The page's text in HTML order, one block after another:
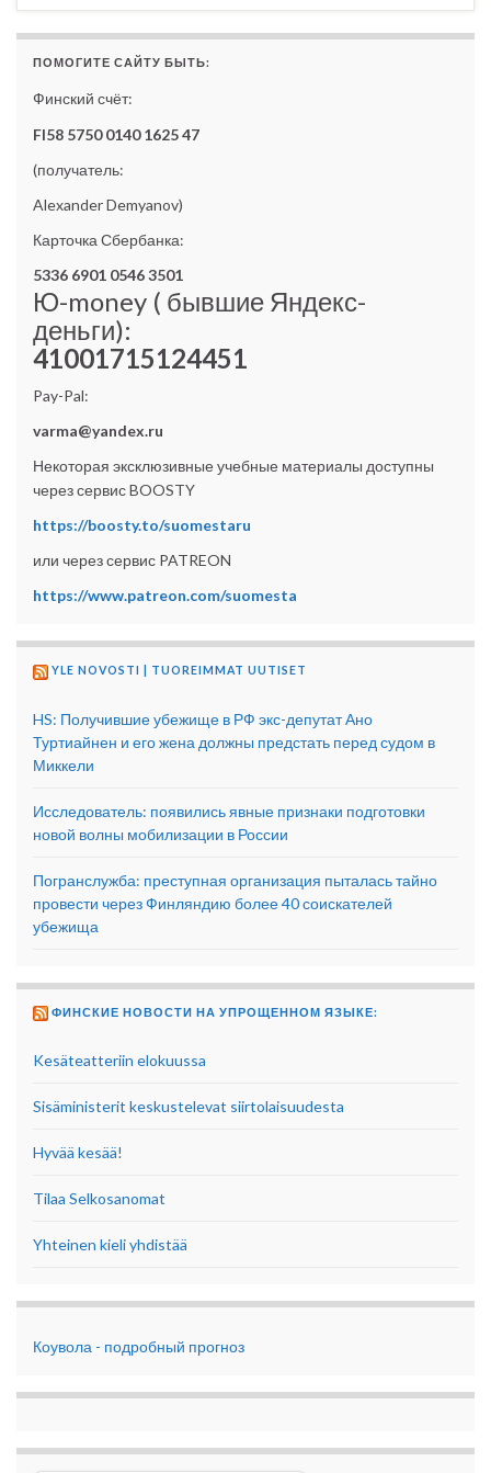
ПОМОГИТЕ САЙТУ БЫТЬ:
Финский счёт:
FI58 5750 0140 1625 47
(получатель:
Alexander Demyanov)
Карточка Сбербанка:
5336 6901 0546 3501
Ю-money ( бывшие Яндекс-
деньги):
41001715124451
Pay-Pal:
varma@yandex.ru
Некоторая эксклюзивные учебные материалы доступны
через сервис BOOSTY
https://boosty.to/suomestaru
или через сервис PATREON
https://www.patreon.com/suomesta
YLE NOVOSTI | TUOREIMMAT UUTISET
HS: Получившие убежище в РФ экс-депутат Ано
Туртиайнен и его жена должны предстать перед судом в
Миккели
Исследователь: появились явные признаки подготовки
новой волны мобилизации в России
Погранслужба: преступная организация пыталась тайно
провести через Финляндию более 40 соискателей
убежища
ФИНСКИЕ НОВОСТИ НА УПРОЩЕННОМ ЯЗЫКЕ:
Kesäteatteriin elokuussa
Sisäministerit keskustelevat siirtolaisuudesta
Hyvää kesää!
Tilaa Selkosanomat
Yhteinen kieli yhdistää
Коувола - подробный прогноз